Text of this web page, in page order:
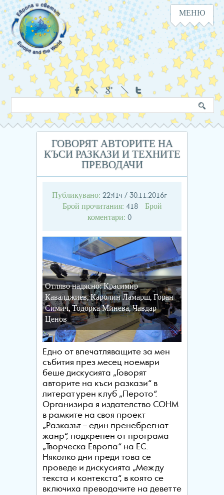
Навигация
МЕНЮ
Социални
в
сайта
дума
ГОВОРЯТ АВТОРИТЕ НА
КЪСИ РАЗКАЗИ И ТЕХНИТЕ
ПРЕВОДАЧИ
Публикувано: 22:41ч / 30.11.2016г
Брой прочитания: 418
Брой
коментари: 0
Отляво надясно: Красимир
Кавалджиев, Каролин Ламарш, Горан
Симич, Тодорка Минева, Чавдар
Ценов
Едно от впечатляващите за мен
събития през месец ноември
беше дискусията „Говорят
авторите на къси разкази“ в
литературен клуб „Перото“.
Организира я издателство СОНМ
в рамките на своя проект
„Разказът – един пренебрегнат
жанр“, подкрепен от програма
„Творческа Европа“ на ЕС.
Няколко дни преди това се
проведе и дискусията „Между
текста и контекста“, в която се
включиха преводачите на деветте